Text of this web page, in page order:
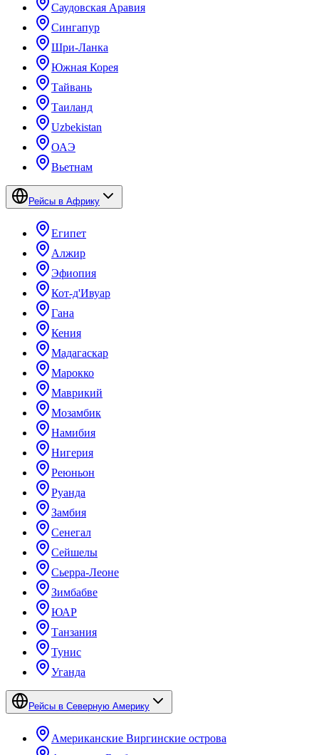
Саудовская Аравия
Сингапур
Шри-Ланка
Южная Корея
Тайвань
Таиланд
Uzbekistan
ОАЭ
Вьетнам
Рейсы в Африку
Египет
Алжир
Эфиопия
Кот-д'Ивуар
Гана
Кения
Мадагаскар
Марокко
Маврикий
Мозамбик
Намибия
Нигерия
Реюньон
Руанда
Замбия
Сенегал
Сейшелы
Сьерра-Леоне
Зимбабве
ЮАР
Танзания
Тунис
Уганда
Рейсы в Северную Америку
Американские Виргинские острова